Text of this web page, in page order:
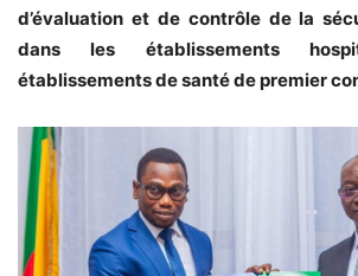
d’évaluation et de contrôle de la
dans les établissements
établissements de santé de premier